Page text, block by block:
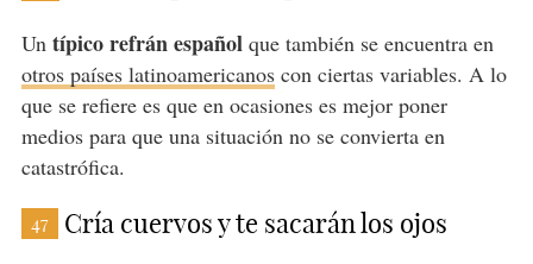
Un típico refrán español que también se encuentra en
otros países latinoamericanoscon ciertas variables. A lo
que se refiere es que en ocasiones es mejor poner
medios para que una situación no se convierta en
catastrófica.
47 Cría cuervos y te sacarán los ojos